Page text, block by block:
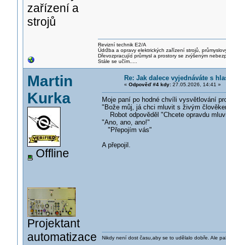
zařízení a
strojů
Revizní technik E2/A
Údržba a opravy elektrických zařízení strojů,
Dřevozpracující průmysl a prostory se zvýšeným
Stále se učím.....
Martin
Kurka
Offline
Projektant
automatizace
Re: Jak dalece vyjednáváte s
« Odpověď #4 kdy:27.05.2026, 14:41 »
Moje paní po hodné chvíli vysvětlování
"Bože můj, já chci mluvit s živým
Robot odpověděl "Chcete opravdu
"Ano, ano, ano!"
"Přepojím vás"
A přepojil.
Nikdy není dost času,aby se to udělalo dobře. Ale